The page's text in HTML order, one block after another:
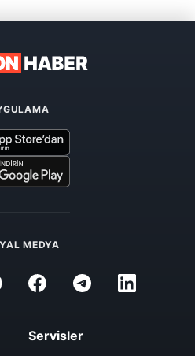
MEDYA
Servisler